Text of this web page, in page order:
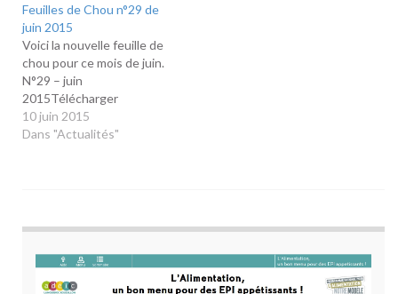
alternatives aux pesticides
existent ou comment
soigner les plantes... avec
des plantes – Les
imprimantes, quelles
gourmandes !
Règlementation : Code…
Feuilles de Chou n°29 de
juin 2015
Voici la nouvelle feuille de
chou pour ce mois de juin.
N°29 – juin
2015Télécharger
10 juin 2015
Dans "Actualités"